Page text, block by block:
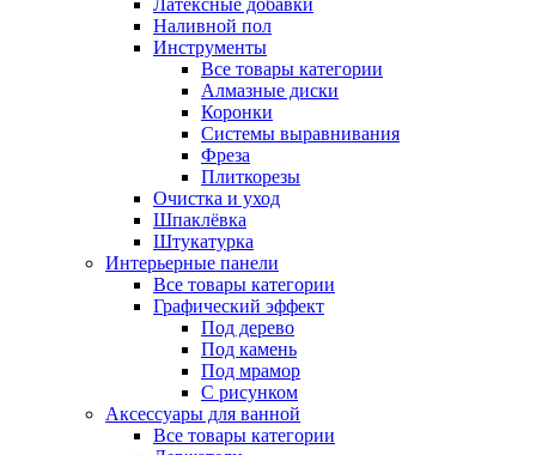
Латексные добавки
Наливной пол
Инструменты
Все товары категории
Алмазные диски
Коронки
Системы выравнивания
Фреза
Плиткорезы
Очистка и уход
Шпаклёвка
Штукатурка
Интерьерные панели
Все товары категории
Графический эффект
Под дерево
Под камень
Под мрамор
С рисунком
Аксессуары для ванной
Все товары категории